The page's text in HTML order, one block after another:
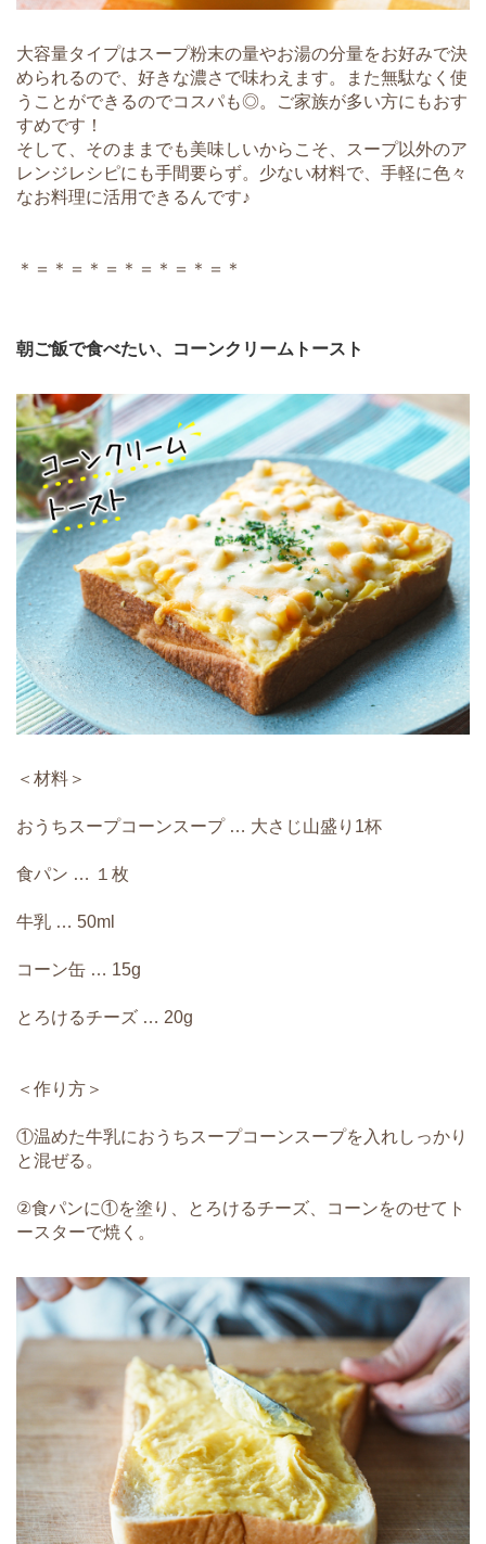
大容量タイプはスープ粉末の量やお湯の分量をお好みで決
められるので、好きな濃さで味わえます。また無駄なく使
うことができるのでコスパも◎。ご家族が多い方にもおす
すめです！
そして、そのままでも美味しいからこそ、スープ以外のア
レンジレシピにも手間要らず。少ない材料で、手軽に色々
なお料理に活用できるんです♪
＊＝＊＝＊＝＊＝＊＝＊＝＊
朝ご飯で食べたい、コーンクリームトースト
＜材料＞
おうちスープコーンスープ … 大さじ山盛り1杯
食パン … １枚
牛乳 … 50ml
コーン缶 … 15g
とろけるチーズ … 20g
＜作り方＞
①温めた牛乳におうちスープコーンスープを入れしっかり
と混ぜる。
②食パンに①を塗り、とろけるチーズ、コーンをのせてト
ースターで焼く。